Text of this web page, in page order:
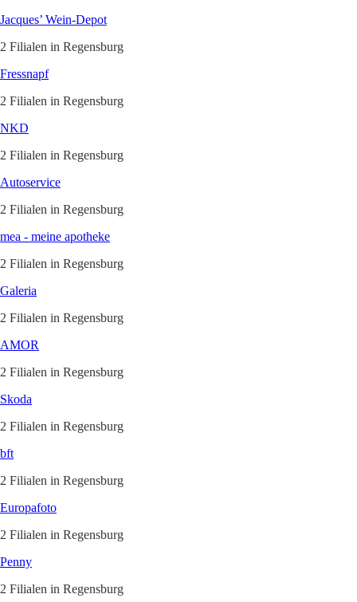
Jacques’ Wein-Depot
2 Filialen in Regensburg
Fressnapf
2 Filialen in Regensburg
NKD
2 Filialen in Regensburg
Autoservice
2 Filialen in Regensburg
mea - meine apotheke
2 Filialen in Regensburg
Galeria
2 Filialen in Regensburg
AMOR
2 Filialen in Regensburg
Skoda
2 Filialen in Regensburg
bft
2 Filialen in Regensburg
Europafoto
2 Filialen in Regensburg
Penny
2 Filialen in Regensburg